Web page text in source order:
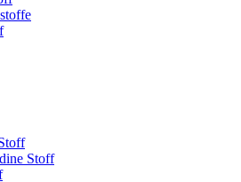
Stoff